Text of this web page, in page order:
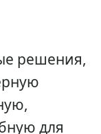
решения,
для